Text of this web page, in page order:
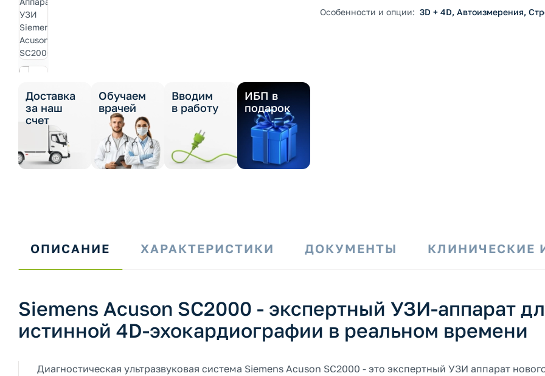
Доставка
за наш
счет
Обучаем
врачей
Вводим
в работу
ИБП в
подарок
Особенности и опции: 3D + 4D, Автоизмерения,
ОПИСАНИЕ ХАРАКТЕРИСТИКИ ДОКУМЕНТЫ КЛИНИЧЕСКИЕ
Siemens Acuson SC2000 - экспертный УЗИ-аппарат
истинной 4D-эхокардиографии в реальном времени
Диагностическая ультразвуковая система Siemens Acuson SC2000 - это экспертный УЗИ аппарат